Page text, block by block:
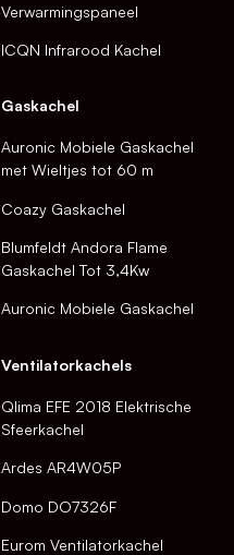
Verwarmingspaneel
ICQN Infrarood Kachel
Gaskachel
Auronic Mobiele Gaskachel
met Wieltjes tot 60 m
Coazy Gaskachel
Blumfeldt Andora Flame
Gaskachel Tot 3,4Kw
Auronic Mobiele Gaskachel
Ventilatorkachels
Qlima EFE 2018 Elektrische
Sfeerkachel
Ardes AR4W05P
Domo DO7326F
Eurom Ventilatorkachel